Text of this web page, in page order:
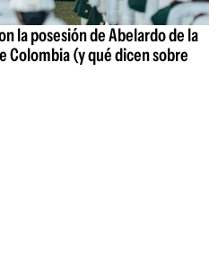
la posesión de Abelardo de la
Colombia (y qué dicen sobre